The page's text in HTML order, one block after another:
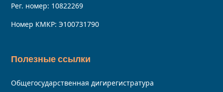
Рег. номер: 10822269
Номер КМКР: Э100731790
Полезные ссылки
Общегосударственная дигирегистратура